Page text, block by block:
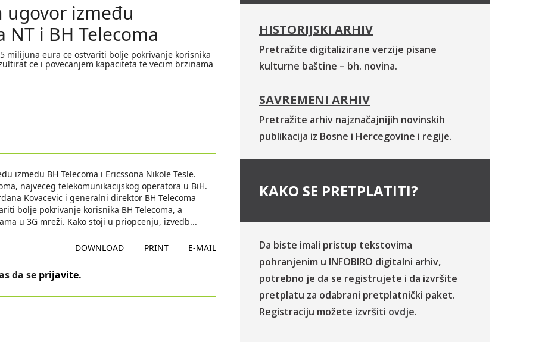
ugovor između
NT i BH Telecoma
milijuna eura ce ostvariti bolje pokrivanje korisnika
ce i povecanjem kapaciteta te vecim brzinama
izmedu BH Telecoma i Ericssona Nikole Tesle.
najveceg telekomunikacijskog operatora u BiH.
Kovacevic i generalni direktor BH Telecoma
bolje pokrivanje korisnika BH Telecoma, a
u 3G mreži. Kako stoji u priopcenju, izvedb...
DOWNLOAD PRINT E-MAIL
da se prijavite.
HISTORIJSKI ARHIV
Pretražite digitalizirane verzije pisane
kulturne baštine – bh. novina.
SAVREMENI ARHIV
Pretražite arhiv najznačajnijih novinskih
publikacija iz Bosne i Hercegovine i regije.
KAKO SE PRETPLATITI?
Da biste imali pristup tekstovima
pohranjenim u INFOBIRO digitalni arhiv,
potrebno je da se registrujete i da izvršite
pretplatu za odabrani pretplatnički paket.
Registraciju možete izvršiti ovdje.